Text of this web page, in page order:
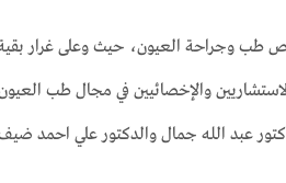
وجراحة العيون، حيث وعلى غرار بقية
والإخصائيين في مجال طب
عبد الله جمال والدكتور علي احمد